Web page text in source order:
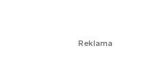
Reklama